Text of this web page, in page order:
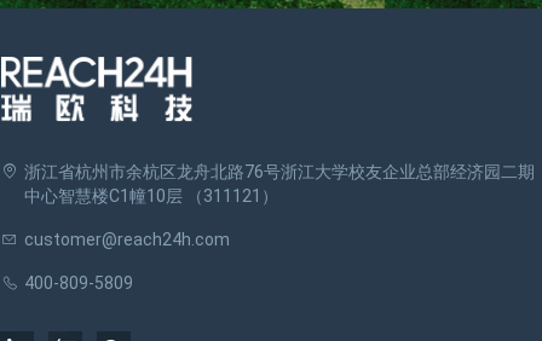
浙江省杭州市余杭区龙舟北路76号浙江大学校友企业总部经济园二期
中心智慧楼C1幢10层 （311121）
customer@reach24h.com
400-809-5809